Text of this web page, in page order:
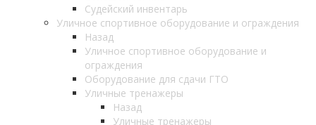
Судейский инвентарь
Уличное спортивное оборудование и ограждения
Назад
Уличное спортивное оборудование и
ограждения
Оборудование для сдачи ГТО
Уличные тренажеры
Назад
Уличные тренажеры